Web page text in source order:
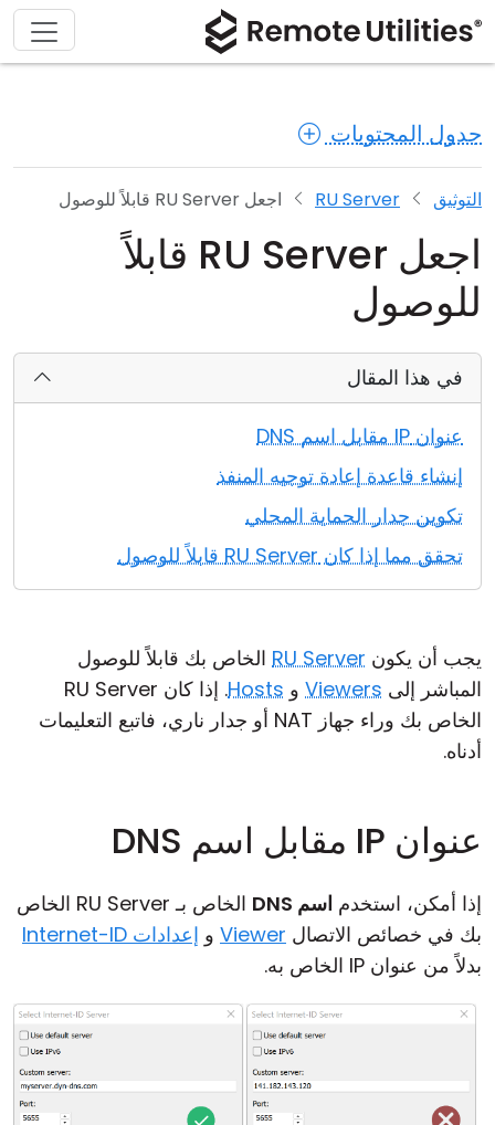
جدول المحتويات
التوثيق RU Server اجعل RU Server قابلاً للوصول
اجعل RU Server قابلاً
للوصول
في هذا المقال
عنوان IP مقابل اسم DNS
إنشاء قاعدة إعادة توجيه المنفذ
تكوين جدار الحماية المحلي
تحقق مما إذا كان RU Server قابلاً للوصول
يجب أن يكون RU Server الخاص بك قابلاً للوصول
المباشر إلى Viewers و Hosts
. إذا كان RU Server
الخاص بك وراء جهاز NAT أو جدار ناري، فاتبع التعليمات
أدناه.
عنوان IP مقابل اسم DNS
إذا أمكن، استخدم اسم DNS
الخاص بـ RU Server الخاص
بك في خصائص الاتصال Viewer و إعدادات Internet-ID
بدلاً من عنوان IP الخاص به.